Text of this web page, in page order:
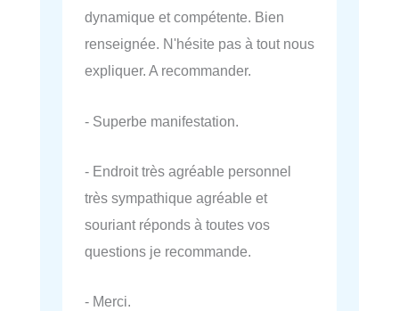
dynamique et compétente. Bien
renseignée. N'hésite pas à tout nous
expliquer. A recommander.
- Superbe manifestation.
- Endroit très agréable personnel
très sympathique agréable et
souriant réponds à toutes vos
questions je recommande.
- Merci.